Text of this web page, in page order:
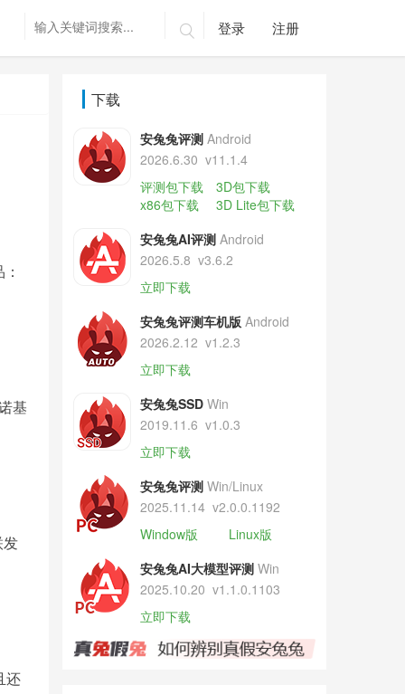
 登录 注册
基
还
下载
安兔兔评测 Android
2026.6.30 v11.1.4
评测包下载
3D包下载
x86包下载
3D Lite包下载
安兔兔AI评测 Android
2026.5.8 v3.6.2
立即下载
安兔兔评测车机版 Android
2026.2.12 v1.2.3
立即下载
安兔兔SSD Win
2019.11.6 v1.0.3
立即下载
安兔兔评测 Win/Linux
2025.11.14 v2.0.0.1192
Window版
Linux版
安兔兔AI大模型评测 Win
2025.10.20 v1.1.0.1103
立即下载